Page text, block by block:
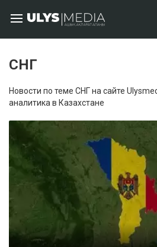
СНГ
Новости по теме СНГ на сайте
аналитика в Казахстане